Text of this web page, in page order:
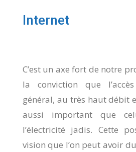
Internet
C’est un axe fort de notre
la conviction que
général, au très haut débit
aussi important que
l’électricité jadis. Cette
vision que l’on peut avoir